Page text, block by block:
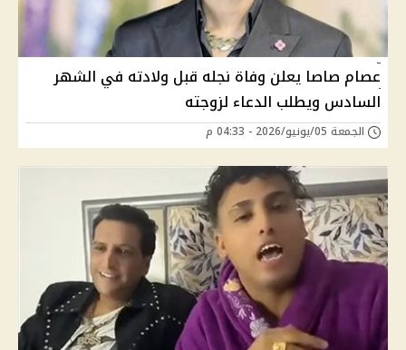
عصام صاصا يعلن وفاة نجله قبل ولادته في الشهر
السادس ويطلب الدعاء لزوجته
الجمعة 05/يونيو/2026 - 04:33 م